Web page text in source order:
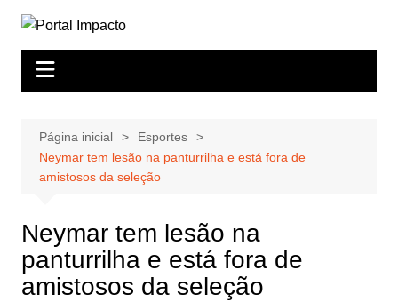
para
conteúdo
Página inicial
Esportes
Neymar tem lesão na panturrilha e está fora de
amistosos da seleção
Neymar tem lesão na
panturrilha e está fora de
amistosos da seleção